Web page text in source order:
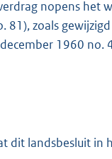
nopens het
81), zoals
1960 no.
dit landsbesluit in